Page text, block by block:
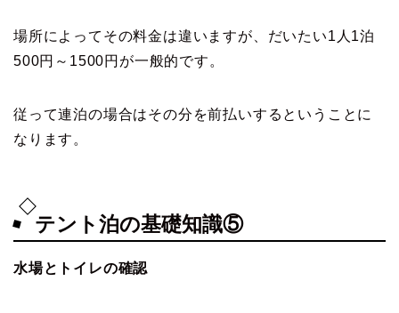
場所によってその料金は違いますが、だいたい1人1泊
500円～1500円が一般的です。
従って連泊の場合はその分を前払いするということに
なります。
テント泊の基礎知識⑤
水場とトイレの確認